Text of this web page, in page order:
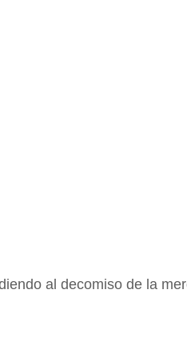
al decomiso de la